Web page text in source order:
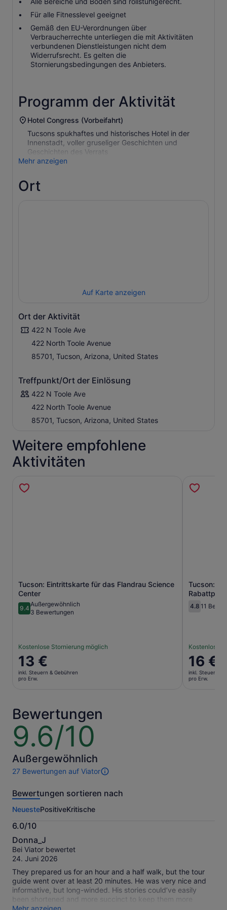
Für alle Fitnesslevel geeignet
Gemäß den EU-Verordnungen über
Verbraucherrechte unterliegen die mit Aktivitäten
verbundenen Dienstleistungen nicht dem
Widerrufsrecht. Es gelten die
Stornierungsbedingungen des Anbieters.
Programm der Aktivität
Hotel Congress (Vorbeifahrt)
Tucsons spukhaftes und historisches Hotel in der
Innenstadt, voller gruseliger Geschichten und
Geschichten des Verrats
Mehr anzeigen
Ort
Auf Karte anzeigen
Ort der Aktivität
422 N Toole Ave
422 North Toole Avenue
85701, Tucson, Arizona, United States
Treffpunkt/Ort der Einlösung
422 N Toole Ave
422 North Toole Avenue
85701, Tucson, Arizona, United States
Weitere empfohlene
Aktivitäten
Tucson: Eintrittskarte für das Flandrau Science
Center
9.49.4 von 10
Außergewöhnlich
3 Bewertungen
Kostenlose Stornierung möglich
Der
Preis
beträgt
Erw.
13 €
inkl. Steuern & Gebühren
pro Erw.
Wird in einem neuen Tab geöffnet
Tucson:
Rabattpass
4.84.8 von 10
11
Kostenlose
Der
Preis
beträgt
16 €
inkl. Steuern &
pro Erw.
Bewertungen
9.6/10
9.6
von
10
Außergewöhnlich
27 Bewertungen auf Viator
27
dieser
Weitere
Informationen
zu
unseren
geprüften
Bewertungen.
Bewertungen sortieren nach
NeuestePositiveKritische
6.0/10
6.0
von
10
Donna_J
Bei Viator bewertet
24. Juni 2026
They prepared us for an hour and a half walk, but the tour
guide went over at least 20 minutes. He was very nice and
informative, but long-winded. His stories could’ve easily
been shortened and more succinct to keep them more